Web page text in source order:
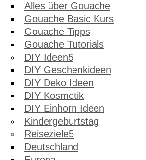
Alles über Gouache
Gouache Basic Kurs
Gouache Tipps
Gouache Tutorials
DIY Ideen
DIY Geschenkideen
DIY Deko Ideen
DIY Kosmetik
DIY Einhorn Ideen
Kindergeburtstag
Reiseziele
Deutschland